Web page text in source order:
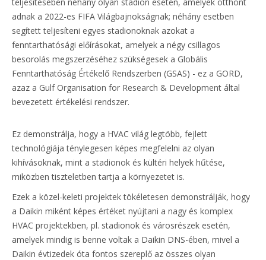
adnak a 2022-es FIFA Világbajnokságnak; néhány esetben
segített teljesíteni egyes stadionoknak azokat a
fenntarthatósági előírásokat, amelyek a négy csillagos
besorolás megszerzéséhez szükségesek a Globális
Fenntarthatóság Értékelő Rendszerben (GSAS) - ez a GORD,
azaz a Gulf Organisation for Research & Development által
bevezetett értékelési rendszer.
Ez demonstrálja, hogy a HVAC világ legtöbb, fejlett
technológiája ténylegesen képes megfelelni az olyan
kihívásoknak, mint a stadionok és kültéri helyek hűtése,
miközben tiszteletben tartja a környezetet is.
Ezek a közel-keleti projektek tökéletesen demonstrálják, hogy
a Daikin miként képes értéket nyújtani a nagy és komplex
HVAC projektekben, pl. stadionok és városrészek esetén,
amelyek mindig is benne voltak a Daikin DNS-ében, mivel a
Daikin évtizedek óta fontos szereplő az összes olyan